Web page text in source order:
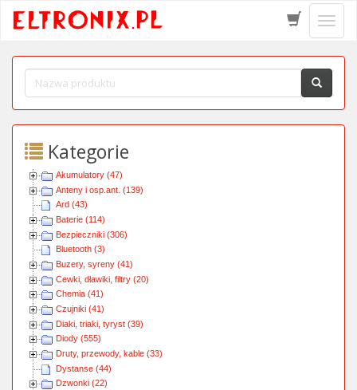
menu
Kategorie
Akumulatory (47)
Anteny i osp.ant. (139)
Ard (43)
Baterie (114)
Bezpieczniki (306)
Bluetooth (3)
Buzery, syreny (41)
Cewki, dławiki, filtry (20)
Chemia (41)
Czujniki (41)
Diaki, triaki, tyryst (39)
Diody (555)
Druty, przewody, kable (33)
Dystanse (44)
Dzwonki (22)